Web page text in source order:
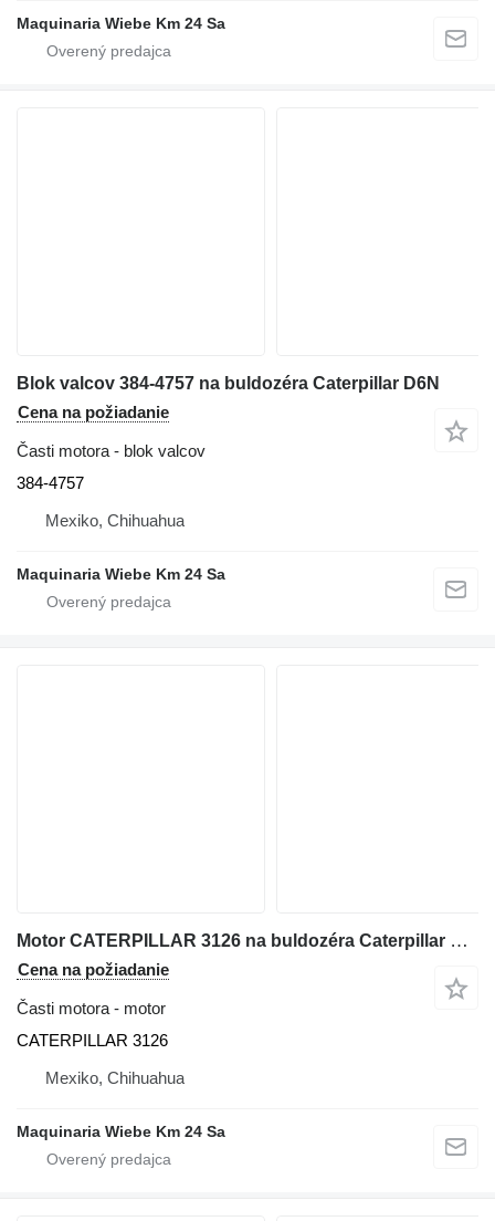
Maquinaria Wiebe Km 24 Sa
Blok valcov 384-4757 na buldozéra Caterpillar D6N
Cena na požiadanie
Časti motora - blok valcov
384-4757
Mexiko, Chihuahua
Maquinaria Wiebe Km 24 Sa
Motor CATERPILLAR 3126 na buldozéra Caterpillar D6N
Cena na požiadanie
Časti motora - motor
CATERPILLAR 3126
Mexiko, Chihuahua
Maquinaria Wiebe Km 24 Sa